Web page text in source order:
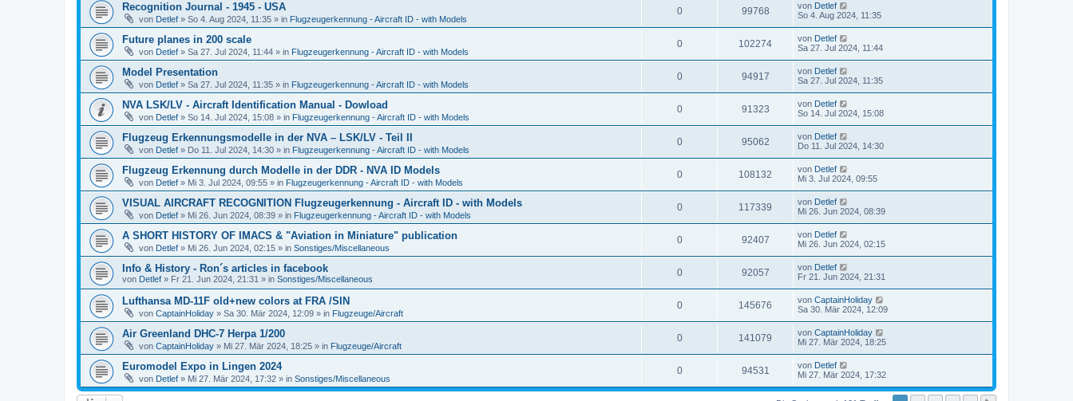
Recognition Journal - 1945 - USA
von Detlef » So 4. Aug 2024, 11:35 » in Flugzeugerkennung - Aircraft ID - with Models
0 99768 von Detlef
So 4. Aug 2024, 11:35
Future planes in 200 scale
von Detlef » Sa 27. Jul 2024, 11:44 » in Flugzeugerkennung - Aircraft ID - with Models
0 102274 von Detlef
Sa 27. Jul 2024, 11:44
Model Presentation
von Detlef » Sa 27. Jul 2024, 11:35 » in Flugzeugerkennung - Aircraft ID - with Models
0 94917 von Detlef
Sa 27. Jul 2024, 11:35
NVA LSK/LV - Aircraft Identification Manual - Dowload
von Detlef » So 14. Jul 2024, 15:08 » in Flugzeugerkennung - Aircraft ID - with Models
0 91323 von Detlef
So 14. Jul 2024, 15:08
Flugzeug Erkennungsmodelle in der NVA – LSK/LV - Teil II
von Detlef » Do 11. Jul 2024, 14:30 » in Flugzeugerkennung - Aircraft ID - with Models
0 95062 von Detlef
Do 11. Jul 2024, 14:30
Flugzeug Erkennung durch Modelle in der DDR - NVA ID Models
von Detlef » Mi 3. Jul 2024, 09:55 » in Flugzeugerkennung - Aircraft ID - with Models
0 108132 von Detlef
Mi 3. Jul 2024, 09:55
VISUAL AIRCRAFT RECOGNITION Flugzeugerkennung - Aircraft ID - with Models
von Detlef » Mi 26. Jun 2024, 08:39 » in Flugzeugerkennung - Aircraft ID - with Models
0 117339 von Detlef
Mi 26. Jun 2024, 08:39
A SHORT HISTORY OF IMACS & "Aviation in Miniature" publication
von Detlef » Mi 26. Jun 2024, 02:15 » in Sonstiges/Miscellaneous
0 92407 von Detlef
Mi 26. Jun 2024, 02:15
Info & History - Ron´s articles in facebook
von Detlef » Fr 21. Jun 2024, 21:31 » in Sonstiges/Miscellaneous
0 92057 von Detlef
Fr 21. Jun 2024, 21:31
Lufthansa MD-11F old+new colors at FRA /SIN
von CaptainHoliday » Sa 30. Mär 2024, 12:09 » in Flugzeuge/Aircraft
0 145676 von CaptainHoliday
Sa 30. Mär 2024, 12:09
Air Greenland DHC-7 Herpa 1/200
von CaptainHoliday » Mi 27. Mär 2024, 18:25 » in Flugzeuge/Aircraft
0 141079 von CaptainHoliday
Mi 27. Mär 2024, 18:25
Euromodel Expo in Lingen 2024
von Detlef » Mi 27. Mär 2024, 17:32 » in Sonstiges/Miscellaneous
0 94531 von Detlef
Mi 27. Mär 2024, 17:32